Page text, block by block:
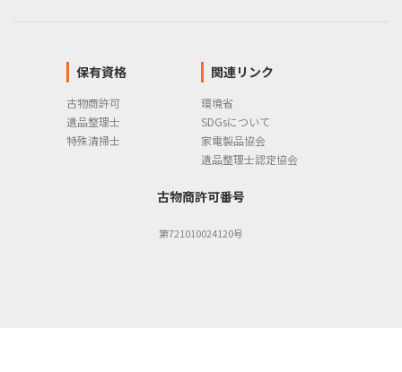
保有資格
古物商許可
遺品整理士
特殊清掃士
関連リンク
環境省
SDGsについて
家電製品協会
遺品整理士認定協会
古物商許可番号
第721010024120号